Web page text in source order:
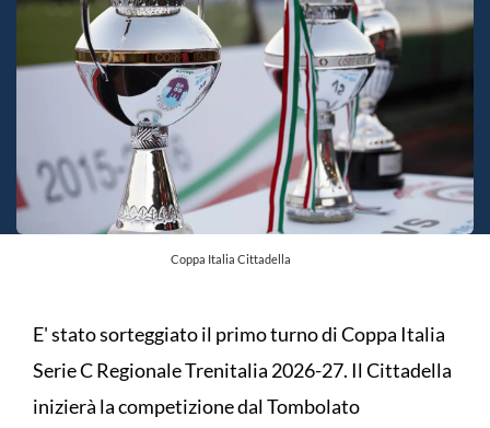
Coppa Italia Cittadella
E' stato sorteggiato il primo turno di Coppa Italia
Serie C Regionale Trenitalia 2026-27. Il Cittadella
inizierà la competizione dal Tombolato